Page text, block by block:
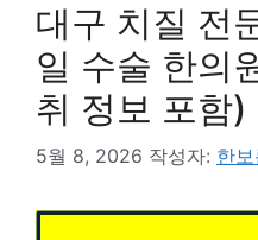
대구 치질 전
일 수술 한의
취 정보 포함)
5월 8, 2026 작성자: 한